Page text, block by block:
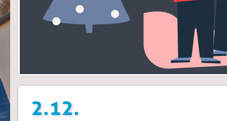
2.12.